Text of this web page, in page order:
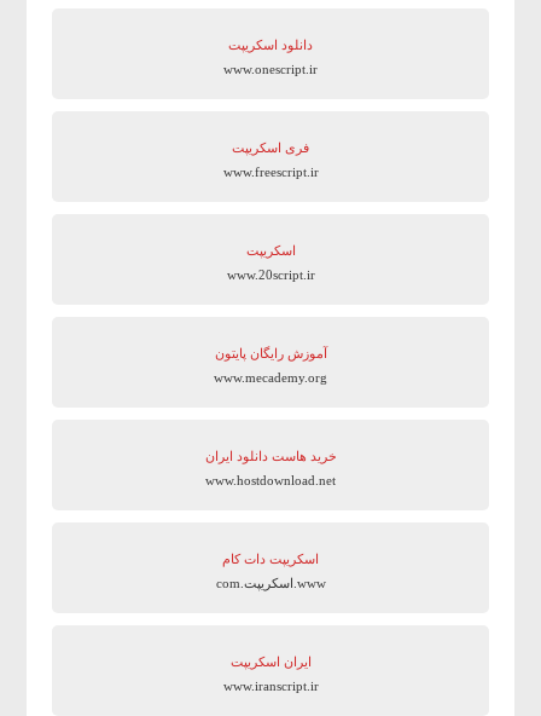
دانلود اسکریپت
www.onescript.ir
فری اسکریپت
www.freescript.ir
اسکریپت
www.20script.ir
آموزش رایگان پایتون
www.mecademy.org
خرید هاست دانلود ایران
www.hostdownload.net
اسکریپت دات کام
www.اسکریپت.com
ایران اسکریپت
www.iranscript.ir